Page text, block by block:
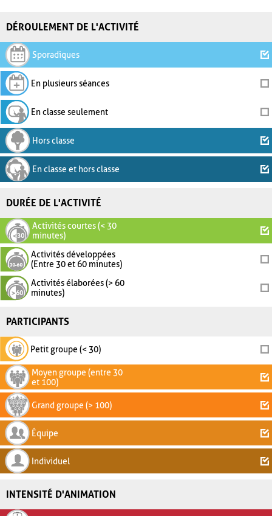
DÉROULEMENT DE L'ACTIVITÉ
Sporadiques
En plusieurs séances
En classe seulement
Hors classe
En classe et hors classe
DURÉE DE L'ACTIVITÉ
Activités courtes (< 30
minutes)
Activités développées
(Entre 30 et 60 minutes)
Activités élaborées (> 60
minutes)
PARTICIPANTS
Petit groupe (< 30)
Moyen groupe (entre 30
et 100)
Grand groupe (> 100)
Équipe
Individuel
INTENSITÉ D'ANIMATION